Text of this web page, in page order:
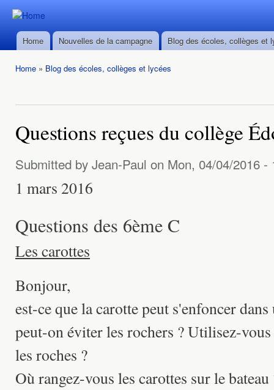
Durban ->
Walvis Bay
au
Durban ->
Walvis Bay
du 28/02
au
Main menu
Home Nouvelles de la campagne Blog des écoles, collèges et
Home » Blog des écoles, collèges et lycées
Questions reçues du collège
Submitted by Jean-Paul on Mon, 04/04/2016 -
1 mars 2016
Questions des 6ème C
Les carottes
Bonjour,
est-ce que la carotte peut s'enfoncer
peut-on éviter les rochers ? Utilisez-
les roches ?
Où rangez-vous les carottes sur le bateau